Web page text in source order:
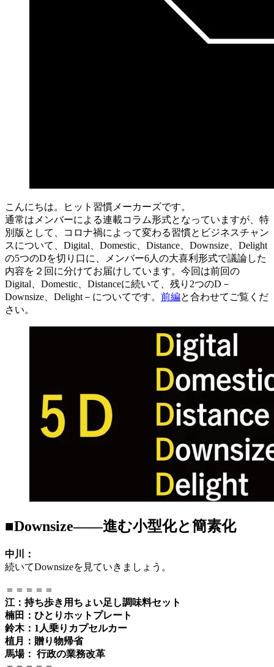
こんにちは。ヒット習慣メーカーズです。
通常はメンバーによる連載コラム形式となっていますが、特
別版として、コロナ禍によって変わる習慣とビジネスチャン
スについて、Digital、Domestic、Distance、Downsize、Delight
の5つのDを切り口に、メンバー6人の大喜利形式で議論した
内容を２回に分けてお届けしています。今回は前回の
Digital、Domestic、Distanceに続いて、残り2つのD－
Downsize、Delight－についてです。 前編と合わせてご覧くだ
さい。
■Downsize――進む小型化と簡素化
中川：
続いてDownsizeを見ていきましょう。
＝＝＝＝＝
江：持ち歩き用ちょい足し調味料セット
楠田：ひとりホットプレート
鈴木：1人乗りカプセルカー
植月：贈り物帰省
馬場： 行政の業務改革